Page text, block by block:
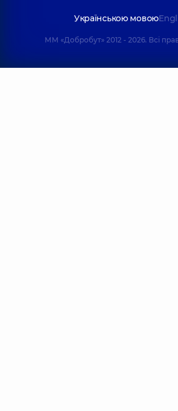
Українською мовою
ММ «Добробут» 2012 - 2026. Всі